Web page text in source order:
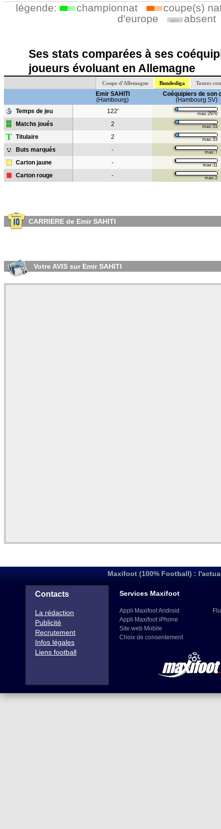
légende: championnat
coupe(s)
d'europe
abs. absent
Ses stats comparées à ses
joueurs évoluant en Allemagne
Coupe d'Allemagne Bundesliga Toutes
Emir SAHITI
(Hambourg)
Coéquipiers de son
(Hambourg SV)
Temps de jeu
122' max:2970
Matchs joués 2 max:33
T Titulaire 2 max:33
Buts marqués - max:7
Carton jaune - max:11
Carton rouge - max:2
CARRIERE de Emir SAHITI
Votre AVIS sur Emir SAHITI
Maxifoot (100% Football) :
Contacts
La rédaction
Publicité
Recrutement
Infos légales
Liens football
Services Maxifoot
Appli Maxifoot Android
Appli Maxifoot iPhone
Site web Mobile
Choix de consentement